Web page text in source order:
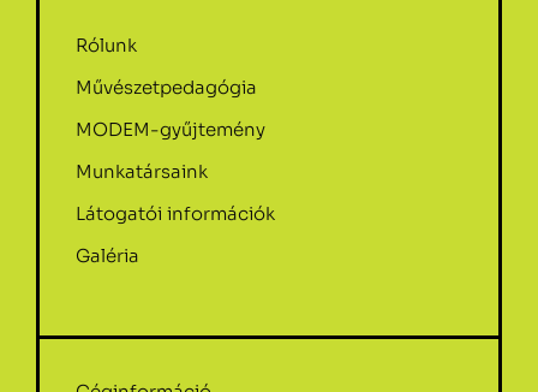
Rólunk
Művészetpedagógia
MODEM-gyűjtemény
Munkatársaink
Látogatói információk
Galéria